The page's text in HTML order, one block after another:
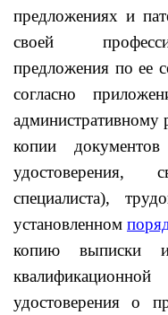
предложениях и
своей
предложения по ее
согласно
административному
копии
удостоверения,
специалиста),
установленном
копию выписки
удостоверения о